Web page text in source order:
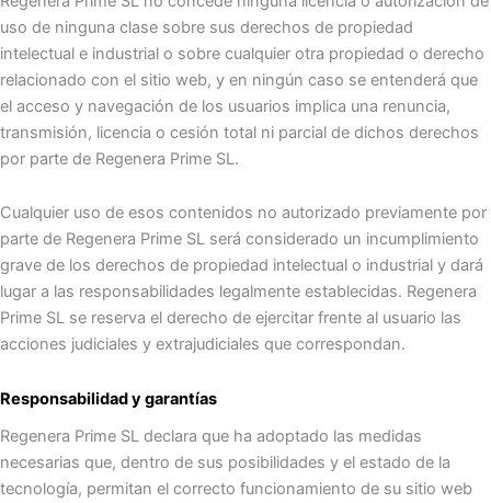
uso de ninguna clase sobre sus derechos de propiedad
intelectual e industrial o sobre cualquier otra propiedad o derecho
relacionado con el sitio web, y en ningún caso se entenderá que
el acceso y navegación de los usuarios implica una renuncia,
transmisión, licencia o cesión total ni parcial de dichos derechos
por parte de Regenera Prime SL.
Cualquier uso de esos contenidos no autorizado previamente por
parte de Regenera Prime SL será considerado un incumplimiento
grave de los derechos de propiedad intelectual o industrial y dará
lugar a las responsabilidades legalmente establecidas. Regenera
Prime SL se reserva el derecho de ejercitar frente al usuario las
acciones judiciales y extrajudiciales que correspondan.
Responsabilidad y garantías
Regenera Prime SL declara que ha adoptado las medidas
necesarias que, dentro de sus posibilidades y el estado de la
tecnología, permitan el correcto funcionamiento de su sitio web